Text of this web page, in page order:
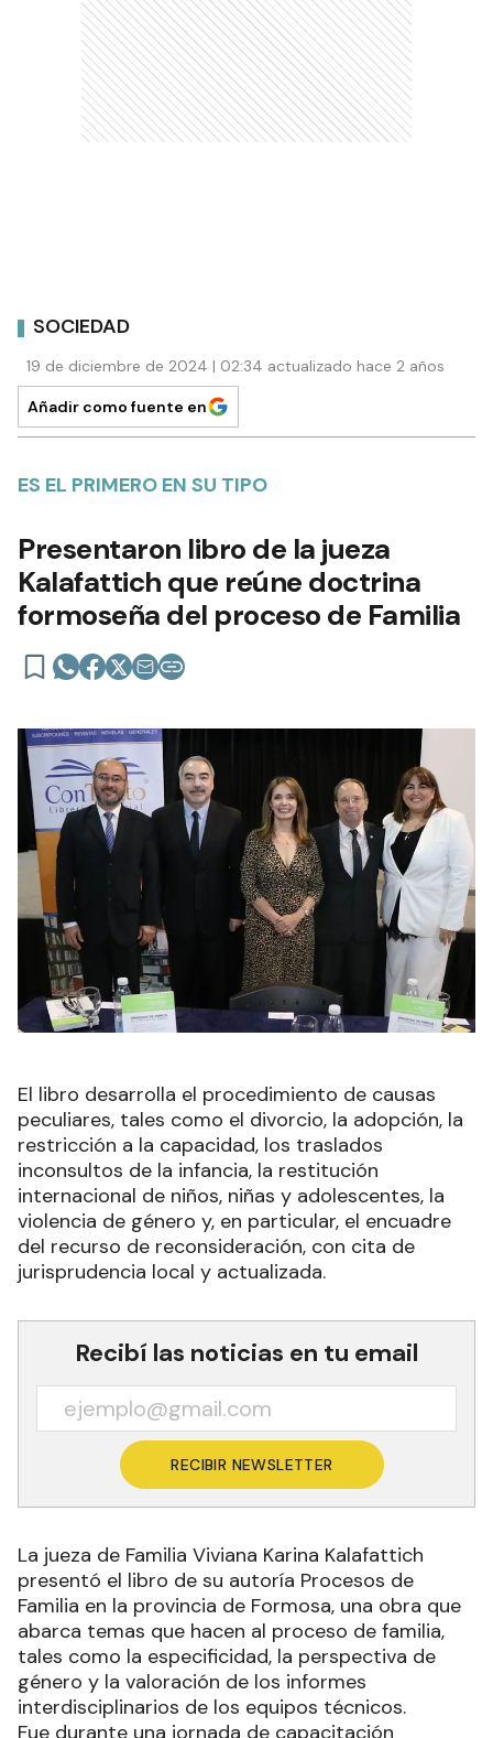
SOCIEDAD
19 de diciembre de 2024 | 02:34 actualizado hace 2 años
Añadir como fuente en
ES EL PRIMERO EN SU TIPO
Presentaron libro de la jueza
Kalafattich que reúne doctrina
formoseña del proceso de Familia
El libro desarrolla el procedimiento de causas
peculiares, tales como el divorcio, la adopción, la
restricción a la capacidad, los traslados
inconsultos de la infancia, la restitución
internacional de niños, niñas y adolescentes, la
violencia de género y, en particular, el encuadre
del recurso de reconsideración, con cita de
jurisprudencia local y actualizada.
Recibí las noticias en tu email
RECIBIR NEWSLETTER
La jueza de Familia Viviana Karina Kalafattich
presentó el libro de su autoría Procesos de
Familia en la provincia de Formosa, una obra que
abarca temas que hacen al proceso de familia,
tales como la especificidad, la perspectiva de
género y la valoración de los informes
interdisciplinarios de los equipos técnicos.
Fue durante una jornada de capacitación